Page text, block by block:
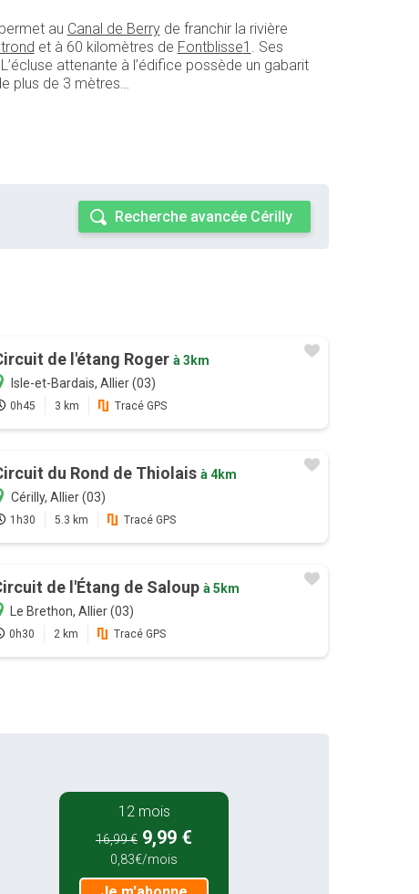
au Canal de Berryde franchir la rivière
et à 60 kilomètres de Fontblisse1 . Ses
attenante à l’édifice possède un gabarit
plus de 3 mètres…
Recherche avancée Cérilly
de l'étang Roger à 3km
Isle-et-Bardais, Allier (03)
0h45 3 km Tracé GPS
du Rond de Thiolais à 4km
Cérilly, Allier (03)
1h30 5.3 km Tracé GPS
de l'Étang de Saloupà 5km
Le Brethon, Allier (03)
0h30 2 km Tracé GPS
12 mois
16,99 € 9,99 €
0,83€/mois